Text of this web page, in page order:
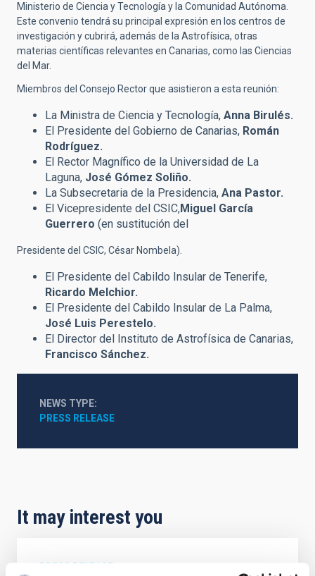
Ministerio de Ciencia y Tecnología y la Comunidad Autónoma.
Este convenio tendrá su principal expresión en los centros de
investigación y cubrirá, además de la Astrofísica, otras
materias científicas relevantes en Canarias, como las Ciencias
del Mar.
Miembros del Consejo Rector que asistieron a esta reunión:
La Ministra de Ciencia y Tecnología, Anna Birulés.
El Presidente del Gobierno de Canarias, Román
Rodríguez.
El Rector Magnífico de la Universidad de La
Laguna, José Gómez Soliño.
La Subsecretaria de la Presidencia, Ana Pastor.
El Vicepresidente del CSIC,Miguel García
Guerrero (en sustitución del
Presidente del CSIC, César Nombela).
El Presidente del Cabildo Insular de Tenerife,
Ricardo Melchior.
El Presidente del Cabildo Insular de La Palma,
José Luis Perestelo.
El Director del Instituto de Astrofísica de Canarias,
Francisco Sánchez.
NEWS TYPE
PRESS RELEASE
It may interest you
PRESS RELEASE